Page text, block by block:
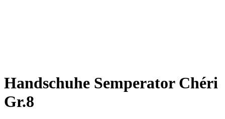
Handschuhe Semperator Chéri
Gr.8